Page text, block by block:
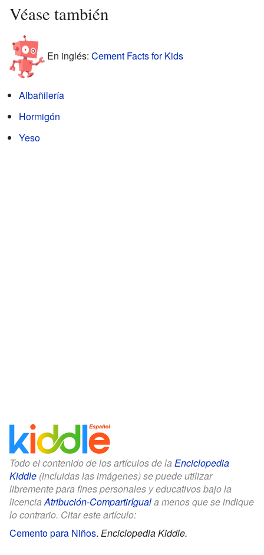
Véase también
En inglés: Cement Facts for Kids
Albañilería
Hormigón
Yeso
Todo el contenido de los artículos de la Enciclopedia
Kiddle (incluidas las imágenes) se puede utilizar
libremente para fines personales y educativos bajo la
licencia Atribución-CompartirIguala menos que se indique
lo contrario. Citar este artículo:
Cemento para Niños. Enciclopedia Kiddle.